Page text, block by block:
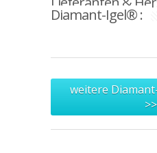
Diamant-Igel® :
weitere